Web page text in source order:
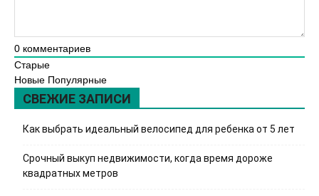
0 комментариев
Старые
Новые Популярные
СВЕЖИЕ ЗАПИСИ
Как выбрать идеальный велосипед для ребенка от 5 лет
Срочный выкуп недвижимости, когда время дороже
квадратных метров